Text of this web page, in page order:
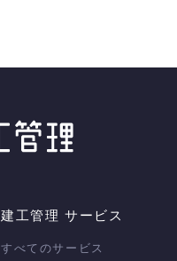
建工管理 サービス
すべてのサービス